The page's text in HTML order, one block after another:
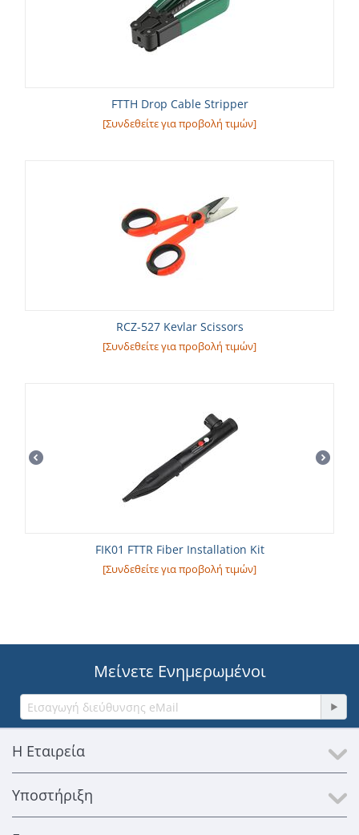
FTTH Drop Cable Stripper
[Συνδεθείτε για προβολή τιμών]
RCZ-527 Kevlar Scissors
[Συνδεθείτε για προβολή τιμών]
FIK01 FTTR Fiber Installation Kit
[Συνδεθείτε για προβολή τιμών]
Μείνετε Ενημερωμένοι
Η Εταιρεία
Υποστήριξη